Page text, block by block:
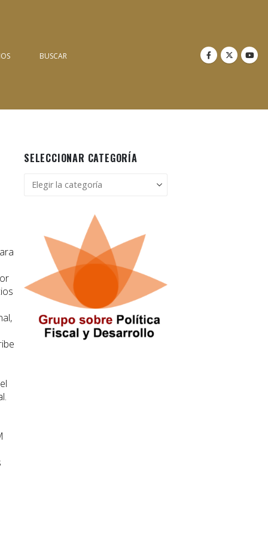
BUSCAR
SELECCIONAR CATEGORÍA
Seleccionar
categoría